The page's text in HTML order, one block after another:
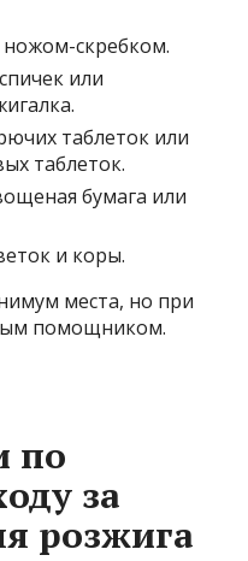
скребком.
или
таблеток или
таблеток.
бумага или
и коры.
места, но при
помощником.
по
за
розжига